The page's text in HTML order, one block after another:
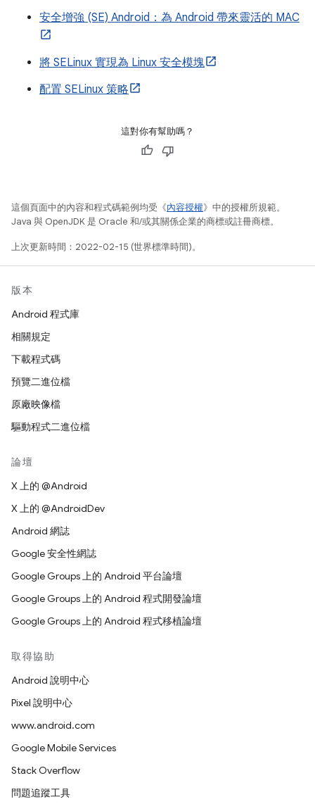
安全增強 (SE) Android：為 Android 帶來靈活的 MAC
將 SELinux 實現為 Linux 安全模塊
配置 SELinux 策略
這對你有幫助嗎？
這個頁面中的內容和程式碼範例均受《內容授權》中的授權所規範。
Java 與 OpenJDK 是 Oracle 和/或其關係企業的商標或註冊商標。
上次更新時間：2022-02-15 (世界標準時間)。
版本
Android 程式庫
相關規定
下載程式碼
預覽二進位檔
原廠映像檔
驅動程式二進位檔
論壇
X 上的 @Android
X 上的 @AndroidDev
Android 網誌
Google 安全性網誌
Google Groups 上的 Android 平台論壇
Google Groups 上的 Android 程式開發論壇
Google Groups 上的 Android 程式移植論壇
取得協助
Android 說明中心
Pixel 說明中心
www.android.com
Google Mobile Services
Stack Overflow
問題追蹤工具